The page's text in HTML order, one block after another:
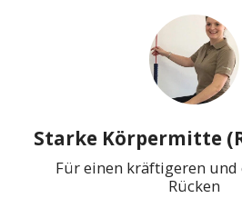
Starke Körpermitte
Für einen kräftigeren und
Rücken